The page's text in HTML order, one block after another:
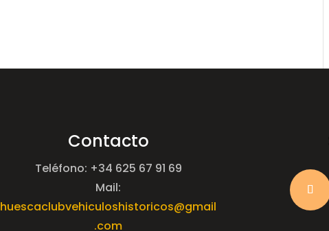
Contacto
Teléfono: +34 625 67 91 69
Mail:
huescaclubvehiculoshistoricos@gmail
.com